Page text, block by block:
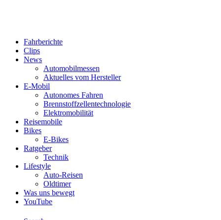
Fahrberichte
Clips
News
Automobilmessen
Aktuelles vom Hersteller
E-Mobil
Autonomes Fahren
Brennstoffzellentechnologie
Elektromobilität
Reisemobile
Bikes
E-Bikes
Ratgeber
Technik
Lifestyle
Auto-Reisen
Oldtimer
Was uns bewegt
YouTube